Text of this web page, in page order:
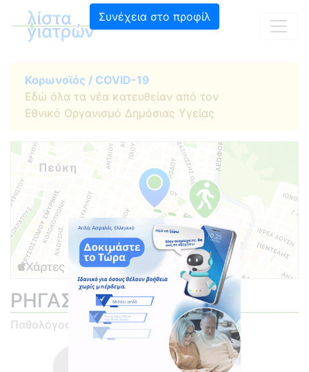
Συνέχεια στο προφίλ
Κορωνοϊός / COVID-19
Εδώ όλα τα νέα κατευθείαν από τον
Εθνικό Οργανισμό Δημόσιας Υγείας
ΡΗΓΑΣ ΣΠΥΡΙΔΩΝ
Παθολόγος